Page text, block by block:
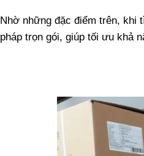
Nhờ những đặc điểm trên, khi
pháp trọn gói, giúp tối ưu khả